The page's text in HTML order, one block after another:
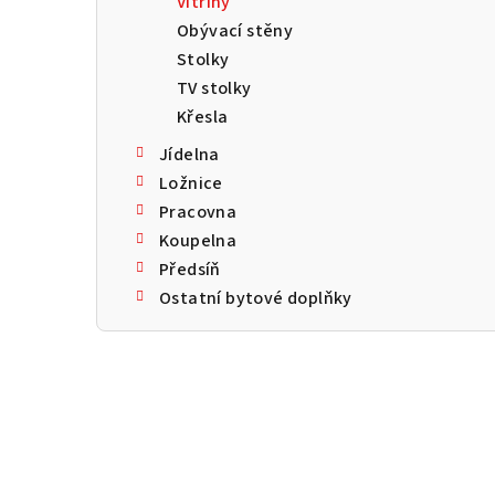
Obývací stěny
Stolky
TV stolky
Křesla
Jídelna
Ložnice
Pracovna
Koupelna
Předsíň
Ostatní bytové doplňky